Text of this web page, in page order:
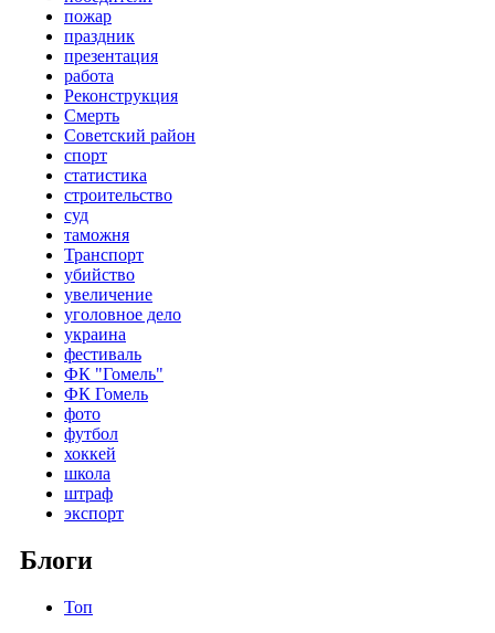
пожар
праздник
презентация
работа
Реконструкция
Смерть
Советский район
спорт
статистика
строительство
суд
таможня
Транспорт
убийство
увеличение
уголовное дело
украина
фестиваль
ФК "Гомель"
ФК Гомель
фото
футбол
хоккей
школа
штраф
экспорт
Блоги
Топ